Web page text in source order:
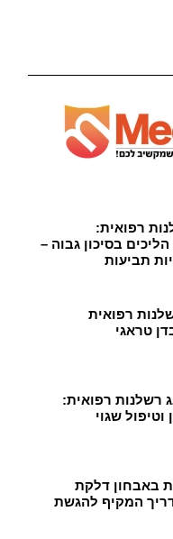
רפואית:
בסיכון גבוה –
תביעות
רפואית
טראגי
רשלנות רפואית:
שגוי
באבחון דלקת
המקיף להגשת